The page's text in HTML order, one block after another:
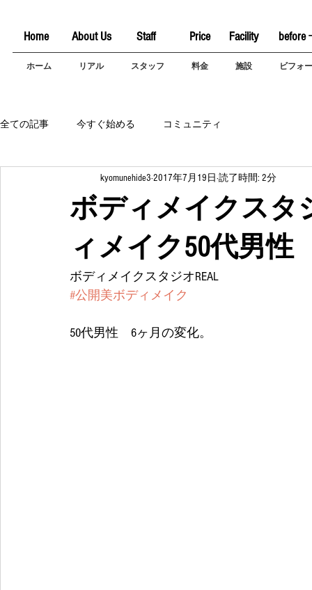
Home About Us Staff Price Facility before
ホーム リアル スタッフ 料金 施設 ビフォ
全ての記事 今すぐ始める コミュニティ
ボディメイクスタ
ィメイク50代男
kyomunehide3 2017年7月19日 読了時間: 2分
ボディメイクスタジオREAL
#公開美ボディメイク
50代男性　6ヶ月の変化。